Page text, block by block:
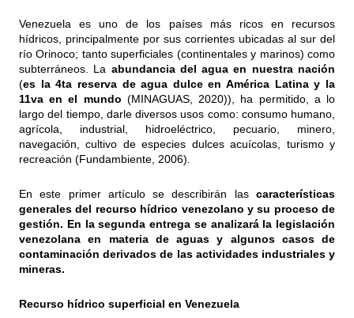
Venezuela es uno de los países más ricos en recursos
hídricos, principalmente por sus corrientes ubicadas al sur del
río Orinoco; tanto superficiales (continentales y marinos) como
subterráneos. La abundancia del agua en nuestra nación
(es la 4ta reserva de agua dulce en América Latina y la
11va en el mundo (MINAGUAS, 2020)), ha permitido, a lo
largo del tiempo, darle diversos usos como: consumo humano,
agrícola, industrial, hidroeléctrico, pecuario, minero,
navegación, cultivo de especies dulces acuícolas, turismo y
recreación (Fundambiente, 2006).
En este primer artículo se describirán las características
generales del recurso hídrico venezolano y su proceso de
gestión. En la segunda entrega se analizará la legislación
venezolana en materia de aguas y algunos casos de
contaminación derivados de las actividades industriales y
mineras.
Recurso hídrico superficial en Venezuela